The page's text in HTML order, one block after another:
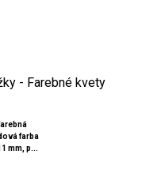
- Farebné kvety
farba
mm, p...